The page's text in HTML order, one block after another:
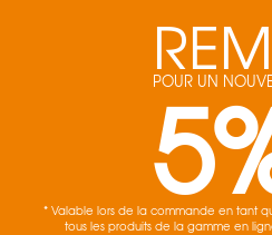
POUR UN
* Valable lors de la commande en tant
tous les produits de la gamme en